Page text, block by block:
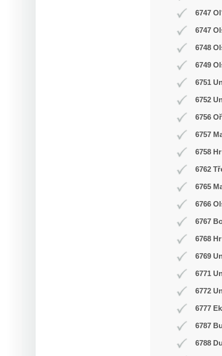
6747
6747
6748
6749
6751
6752
6756
6757
6758
6762
6765
6766
6767
6768
6769
6771
6772
6777
6787
6788